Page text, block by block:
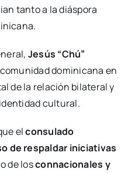
tanto a la diáspora
Jesús “Chú”
dominicana en
de la relación bilateral y
cultural.
elconsulado
de respaldar iniciativas
de losconnacionales y